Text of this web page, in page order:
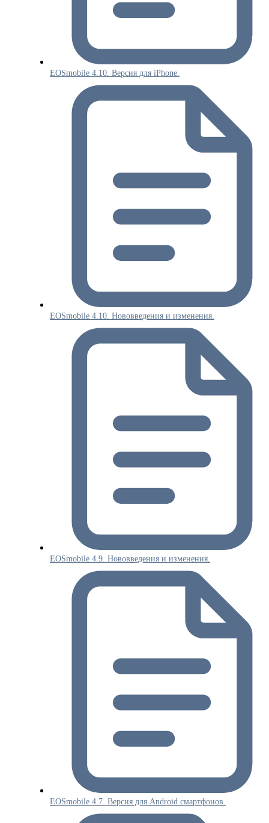
EOSmobile 4.10. Версия для iPhone.
EOSmobile 4.10. Нововведения и изменения.
EOSmobile 4.9. Нововведения и изменения.
EOSmobile 4.7. Версия для Android смартфонов.